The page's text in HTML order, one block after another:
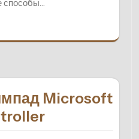
Microsoft